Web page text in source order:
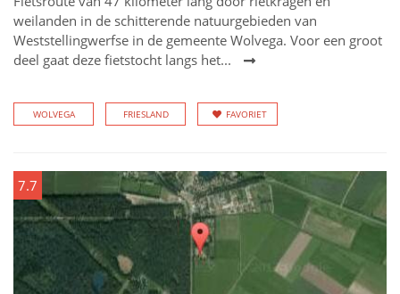
weilanden in de schitterende natuurgebieden van
Weststellingwerfse in de gemeente Wolvega. Voor een groot
deel gaat deze fietstocht langs het...
WOLVEGA FRIESLAND FAVORIET
7.7